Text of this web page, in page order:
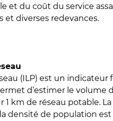
et du coût du service
et diverses redevances.
(ILP) est un indicateur
d’estimer le volume
km de réseau potable.
densité de population est